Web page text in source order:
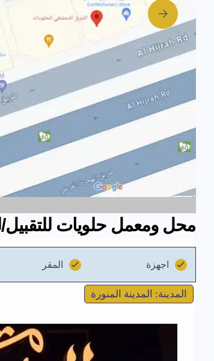
محل ومعمل حلويات للتقبيل/
اجهزة المقر
المدينة: المدينة المنورة